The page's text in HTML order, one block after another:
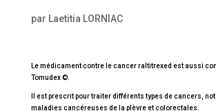
par Laetitia LORNIAC
Le médicament contre le cancer raltitrexed est aussi
Tomudex ©.
Il est prescrit pour traiter différents types de cancers,
maladies cancéreuses de la plèvre et colorectales.